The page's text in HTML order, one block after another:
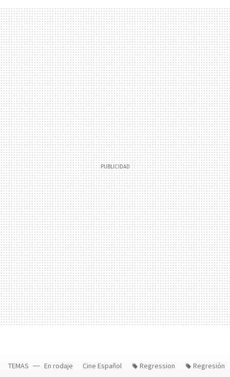
TEMAS En rodaje Cine Español Regression Regresión